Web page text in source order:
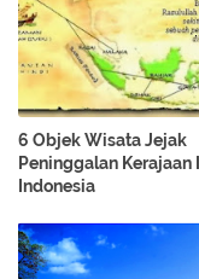
6 Objek Wisata Jejak
Peninggalan Kerajaan
Indonesia